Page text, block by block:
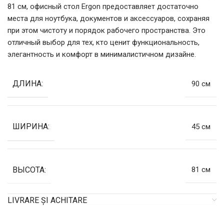
81 см, офисный стол Ergon предоставляет достаточно
места для ноутбука, документов и аксессуаров, сохраняя
при этом чистоту и порядок рабочего пространства. Это
отличный выбор для тех, кто ценит функциональность,
элегантность и комфорт в минималистичном дизайне.
ДЛИНА: 90 см
ШИРИНА: 45 см
ВЫСОТА: 81 см
LIVRARE ȘI ACHITARE